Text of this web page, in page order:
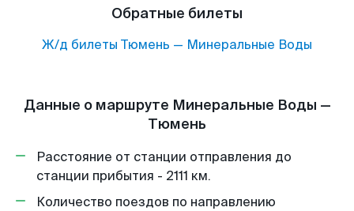
Обратные билеты
Ж/д билеты Тюмень — Минеральные Воды
Данные о маршруте Минеральные Воды —
Тюмень
Расстояние от станции отправления до
станции прибытия - 2111 км.
Количество поездов по направлению